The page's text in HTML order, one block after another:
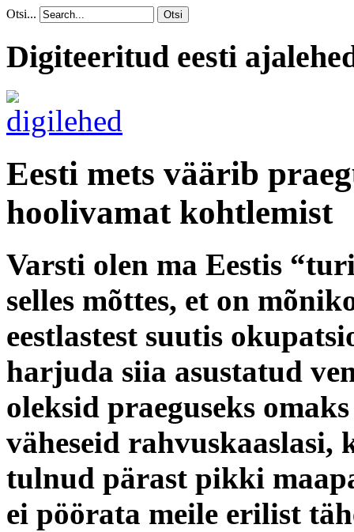
Otsi... Otsi
Digiteeritud eesti
Eesti mets väärib
hoolivamat kohtlemist
Varsti olen ma Eestis
selles mõttes, et on
eestlastest suutis
harjuda siia asustatud
oleksid praeguseks
väheseid rahvuskaaslasi,
tulnud pärast pikki
ei pöörata meile erilist